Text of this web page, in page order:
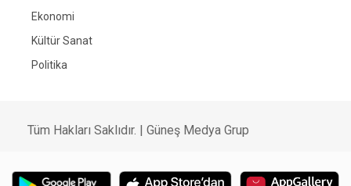
Ekonomi
Kültür Sanat
Politika
Tüm Hakları Saklıdır. | Güneş Medya Grup